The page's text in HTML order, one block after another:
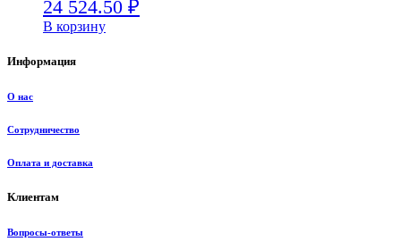
24 524.50 ₽
В корзину
Информация
О нас
Сотрудничество
Оплата и доставка
Клиентам
Вопросы-ответы